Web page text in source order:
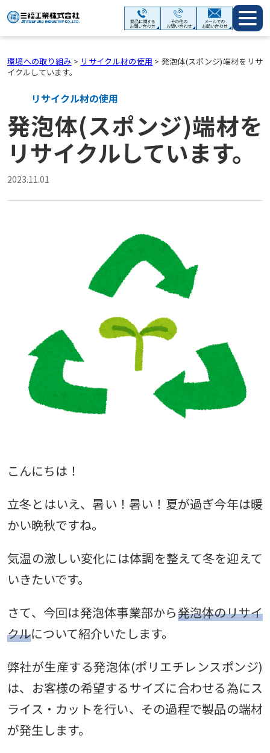
環境への取り組み > リサイクル材の使用 > 発泡体(スポンジ)端材をリサ
イクルしています。
リサイクル材の使用
発泡体(スポンジ)端材を
リサイクルしています。
2023.11.01
こんにちは！
立冬とはいえ、暑い！暑い！夏が過ぎ今年は暖
かい晩秋ですね。
気温の激しい変化には体調を整えて冬を迎えて
いきたいです。
さて、今回は発泡体事業部から発泡体のリサイ
クルについて紹介いたします。
弊社が生産する発泡体(ポリエチレンスポンジ)
は、お客様の希望するサイズに合わせる為にス
ライス・カットを行い、その過程で製品の端材
が発生します。